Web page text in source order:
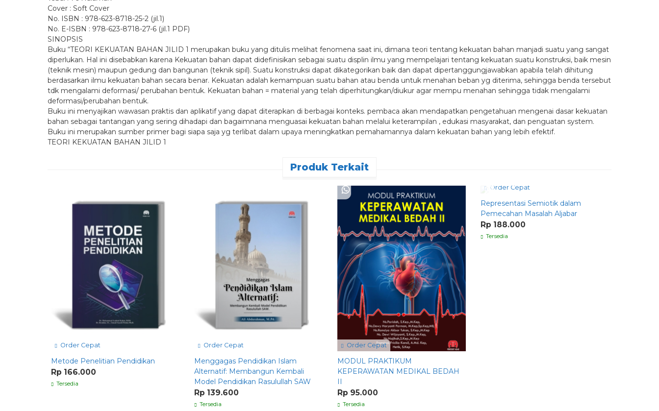
Cover : Soft Cover
No. ISBN : 978-623-8718-25-2 (jil.1)
No. E-ISBN : 978-623-8718-27-6 (jil.1 PDF)
SINOPSIS
Buku “TEORI KEKUATAN BAHAN JILID 1 merupakan buku yang ditulis melihat fenomena saat ini, dimana teori tentang kekuatan bahan manjadi suatu yang sangat
diperlukan. Hal ini disebabkan karena Kekuatan bahan dapat didefinisikan sebagai suatu displin ilmu yang mempelajari tentang kekuatan suatu konstruksi, baik mesin
(teknik mesin) maupun gedung dan bangunan (teknik sipil). Suatu konstruksi dapat dikategorikan baik dan dapat dipertanggungjawabkan apabila telah dihitung
berdasarkan ilmu kekuatan bahan secara benar. Kekuatan adalah kemampuan suatu bahan atau benda untuk menahan beban yg diterima, sehingga benda tersebut
tdk mengalami deformasi/ perubahan bentuk. Kekuatan bahan = material yang telah diperhitungkan/diukur agar mempu menahan sehingga tidak mengalami
deformasi/perubahan bentuk.
Buku ini menyajikan wawasan praktis dan aplikatif yang dapat diterapkan di berbagai konteks. pembaca akan mendapatkan pengetahuan mengenai dasar kekuatan
bahan sebagai tantangan yang sering dihadapi dan bagaimnana menguasai kekuatan bahan melalui keterampilan , edukasi masyarakat, dan penguatan system.
Buku ini merupakan sumber primer bagi siapa saja yg terlibat dalam upaya meningkatkan pemahamannya dalam kekuatan bahan yang lebih efektif.
TEORI KEKUATAN BAHAN JILID 1
Produk Terkait
Order Cepat
Metode Penelitian Pendidikan
Rp 166.000
Tersedia
Order Cepat
Menggagas Pendidikan Islam
Alternatif: Membangun Kembali
Model Pendidikan Rasulullah SAW
Rp 139.600
Tersedia
Order Cepat
MODUL PRAKTIKUM
KEPERAWATAN MEDIKAL BEDAH
II
Rp 95.000
Tersedia
Order Cepat
Representasi Semiotik dalam
Pemecahan Masalah Aljabar
Rp 188.000
Tersedia